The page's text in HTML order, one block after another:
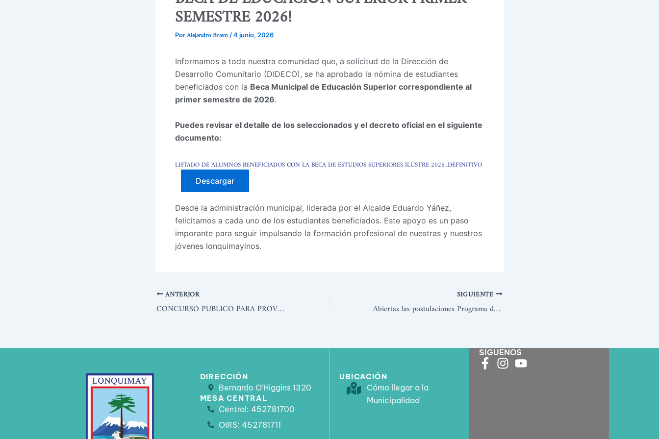
SEMESTRE 2026!
PorAlejandro Bravo/4 junio, 2026
Informamos a toda nuestra comunidad que, a solicitud de la Dirección de
Desarrollo Comunitario (DIDECO), se ha aprobado la nómina de estudiantes
beneficiados con la Beca Municipal de Educación Superior correspondiente al
primer semestre de 2026.
Puedes revisar el detalle de los seleccionados y el decreto oficial en el siguiente
documento:
LISTADO DE ALUMNOS BENEFICIADOS CON LA BECA DE ESTUDIOS SUPERIORES ILUSTRE 2026_DEFINITIVO
Descargar
Desde la administración municipal, liderada por el Alcalde Eduardo Yáñez,
felicitamos a cada uno de los estudiantes beneficiados. Este apoyo es un paso
imporante para seguir impulsando la formación profesional de nuestras y nuestros
jóvenes lonquimayinos.
ANTERIOR
CONCURSO PUBLICO PARA PROVEER 01 CARGO DE PROFESIONAL PROGRAMA PRLAC 2025
SIGUIENTE
Abiertas las postulaciones Programa de Alfalfa 2026-2027: Convocatoria para el establecimiento de una hectárea de alfalfa
DIRECCIÓN
Bernardo O’Higgins 1320
MESA CENTRAL
Central: 452781700
OIRS: 452781711
UBICACIÓN
Cómo llegar a la
Municipalidad
SÍGUENOS